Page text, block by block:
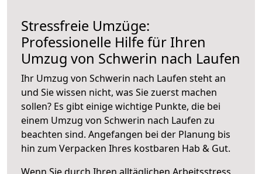
Stressfreie Umzüge:
Professionelle Hilfe für Ihren
Umzug von Schwerin nach Laufen
Ihr Umzug von Schwerin nach Laufen steht an
und Sie wissen nicht, was Sie zuerst machen
sollen? Es gibt einige wichtige Punkte, die bei
einem Umzug von Schwerin nach Laufen zu
beachten sind. Angefangen bei der Planung bis
hin zum Verpacken Ihres kostbaren Hab & Gut.